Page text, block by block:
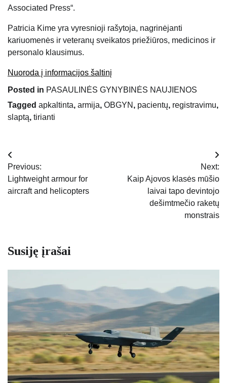
Associated Press“.
Patricia Kime yra vyresnioji rašytoja, nagrinėjanti
kariuomenės ir veteranų sveikatos priežiūros, medicinos ir
personalo klausimus.
Nuoroda į informacijos šaltinį
Posted in PASAULINĖS GYNYBINĖS NAUJIENOS
Tagged apkaltinta, armija, OBGYN , pacientų, registravimu,
slaptą, tirianti
Navigacija
tarp
įrašų
Previous:
Lightweight armour for
aircraft and helicopters
Next:
Kaip Ajovos klasės mūšio
laivai tapo devintojo
dešimtmečio raketų
monstrais
Susiję įrašai